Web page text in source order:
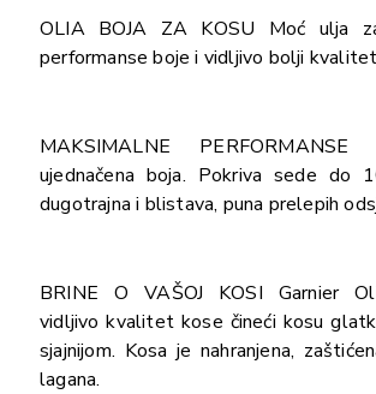
OLIA BOJA ZA KOSU Moć ulja
performanse boje i vidljivo bolji
MAKSIMALNE
ujednačena boja. Pokriva sede do
dugotrajna i blistava, puna prelepih
BRINE O VAŠOJ KOSI Garnier
vidljivo kvalitet kose čineći kosu
sjajnijom. Kosa je nahranjena,
lagana.